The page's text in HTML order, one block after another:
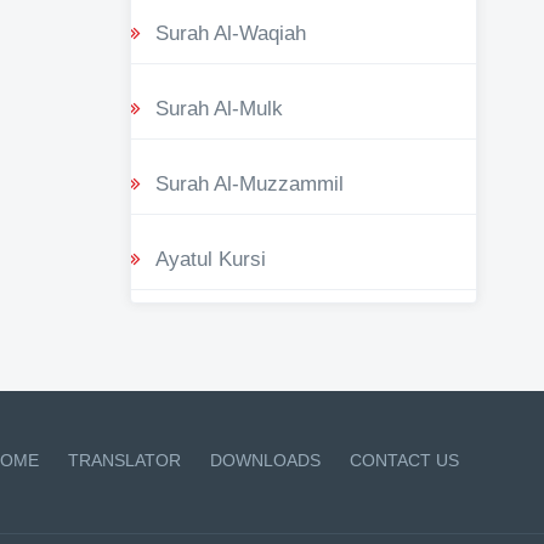
Surah Al-Waqiah
Surah Al-Mulk
Surah Al-Muzzammil
Ayatul Kursi
TRANSLATOR DOWNLOADS CONTACT US